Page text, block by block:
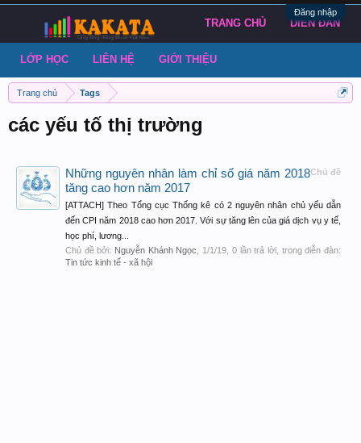
Đăng nhập
Trang chủ Tags
các yếu tố thị trường
Chủ đề
Những nguyên nhân làm chỉ số giá năm 2018
tăng cao hơn năm 2017
[ATTACH] Theo Tổng cục Thống kê có 2 nguyên nhân chủ yếu dẫn
đến CPI năm 2018 cao hơn 2017. Với sự tăng lên của giá dịch vụ y tế,
học phí, lương...
Chủ đề bởi: Nguyễn Khánh Ngọc 1/1/19 , 0 lần trả lời, trong diễn đàn:
Tin tức kinh tế - xã hội
TRANG CHỦ DIỄN ĐÀN
LỚP HỌC LIÊN HỆ GIỚI THIỆU